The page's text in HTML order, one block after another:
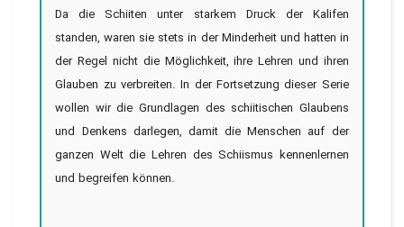
Da die Schiiten unter starkem Druck der Kalifen
standen, waren sie stets in der Minderheit und hatten in
der Regel nicht die Möglichkeit, ihre Lehren und ihren
Glauben zu verbreiten. In der Fortsetzung dieser Serie
wollen wir die Grundlagen des schiitischen Glaubens
und Denkens darlegen, damit die Menschen auf der
ganzen Welt die Lehren des Schiismus kennenlernen
und begreifen können.